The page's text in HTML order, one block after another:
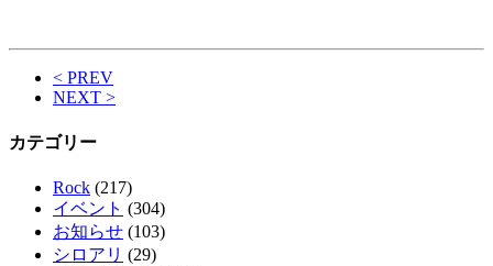
< PREV
NEXT >
カテゴリー
Rock (217)
イベント (304)
お知らせ (103)
シロアリ (29)